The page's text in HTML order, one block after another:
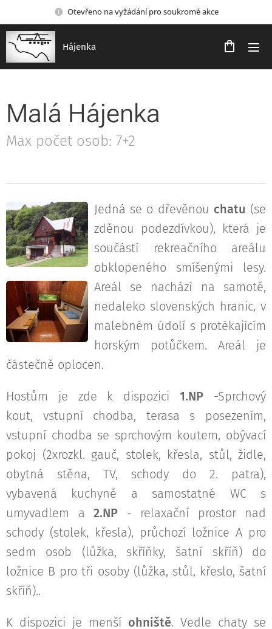
Otevřeno na vyžádání pro soukromé akce
Hájenka
Malá Hájenka
Max počet osob: 7+2
Jedná se o dřevěnou chatu (se
zděnou podezdívkou), která je
součástí rekreačního areálu
obklopeného smíšenými lesy.
Areál se nachází na samotě,
nedaleko slovenských hranic, v
malebném údolí s protékajícím
horským potůčkem. Areál je
částečně oplocen.
Hostům je zde k dispozici1.NP -Sprchový
kout, vstupní chodba, terasa s posezením,
vstupní chodba se sprchovým koutem, obývací
pokoj (2xrozkl. gauč, stolek, křesla, stůl, židle,
obytná stěna, TV, schody do 2. patra),
vybavená kuchyně a samostatné WC s
umyvadlem a 2.NP - relaxační prostor nad
schody (stolek, křesla), průchozí ložnice A pro
sedm osob (lůžka, skříňky, šatní skříň) do
ložnice B pro tři osoby (lůžka, stůl, křeslo, šatní
skříň)..
K dispozici je menší ohniště. Vedle chaty se